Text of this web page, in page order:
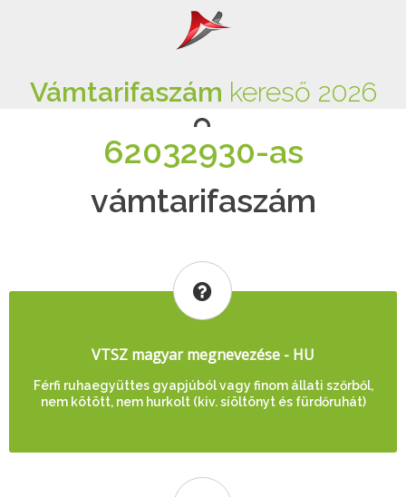
Vámtarifaszám kereső 2026
62032930-as
vámtarifaszám
VTSZ magyar megnevezése - HU
Férfi ruhaegyüttes gyapjúból vagy finom állati szőrből,
nem kötött, nem hurkolt (kiv. síöltönyt és fürdőruhát)